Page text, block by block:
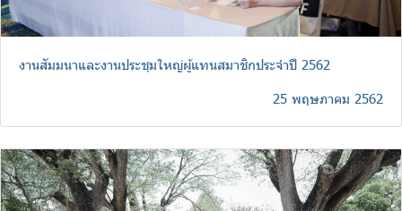
งานสัมมนาและงานประชุมใหญ่ผู้แทนสมาชิกประจำปี 2562
25 พฤษภาคม 2562